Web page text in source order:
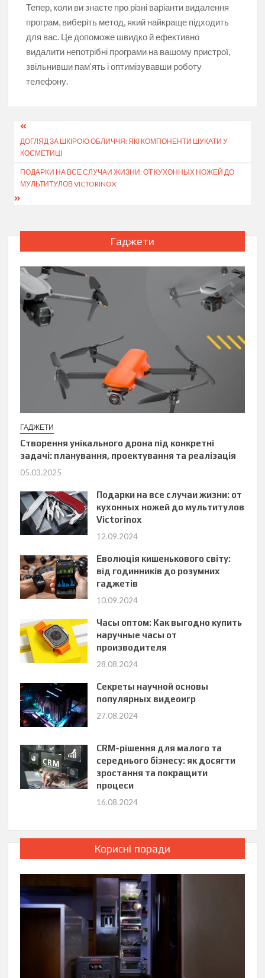
Тепер, коли ви знаєте про різні варіанти видалення
програм, виберіть метод, який найкраще підходить
для вас. Це допоможе швидко й ефективно
видалити непотрібні програми на вашому пристрої,
звільнивши пам’ять і оптимізувавши роботу
телефону.
Навігація
записів
ДОГЛЯД ЗА ШКІРОЮ ОБЛИЧЧЯ: ЯКІ КОМПОНЕНТИ ШУКАТИ У
КОСМЕТИЦІ
ПОДАРКИ НА ВСЕ СЛУЧАИ ЖИЗНИ: ОТ КУХОННЫХ НОЖЕЙ ДО
МУЛЬТИТУЛОВ VICTORINOX
Гаджети
ГАДЖЕТИ
Створення унікального дрона під конкретні
задачі: планування, проектування та реалізація
05.03.2025
Подарки на все случаи жизни: от
кухонных ножей до мультитулов
Victorinox
12.09.2024
Еволюція кишенькового світу:
від годинників до розумних
гаджетів
10.09.2024
Часы оптом: Как выгодно купить
наручные часы от
производителя
28.08.2024
Секреты научной основы
популярных видеоигр
27.08.2024
CRM-рішення для малого та
середнього бізнесу: як досягти
зростання та покращити
процеси
16.08.2024
Корисні поради